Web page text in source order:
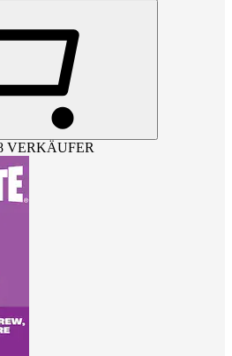
VERKÄUFER